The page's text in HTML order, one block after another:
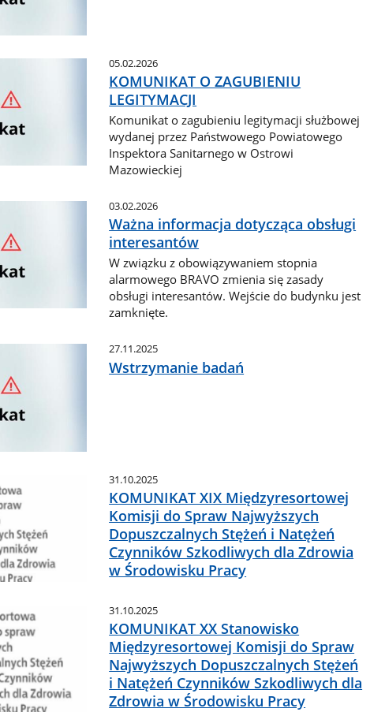
05.02.2026
KOMUNIKAT O ZAGUBIENIU
LEGITYMACJI
Komunikat o zagubieniu legitymacji służbowej
wydanej przez Państwowego Powiatowego
Inspektora Sanitarnego w Ostrowi
Mazowieckiej
03.02.2026
Ważna informacja dotycząca obsługi
interesantów
W związku z obowiązywaniem stopnia
alarmowego BRAVO zmienia się zasady
obsługi interesantów. Wejście do budynku jest
zamknięte.
27.11.2025
Wstrzymanie badań
31.10.2025
KOMUNIKAT XIX Międzyresortowej
Komisji do Spraw Najwyższych
Dopuszczalnych Stężeń i Natężeń
Czynników Szkodliwych dla Zdrowia
w Środowisku Pracy
31.10.2025
KOMUNIKAT XX Stanowisko
Międzyresortowej Komisji do Spraw
Najwyższych Dopuszczalnych Stężeń
i Natężeń Czynników Szkodliwych dla
Zdrowia w Środowisku Pracy